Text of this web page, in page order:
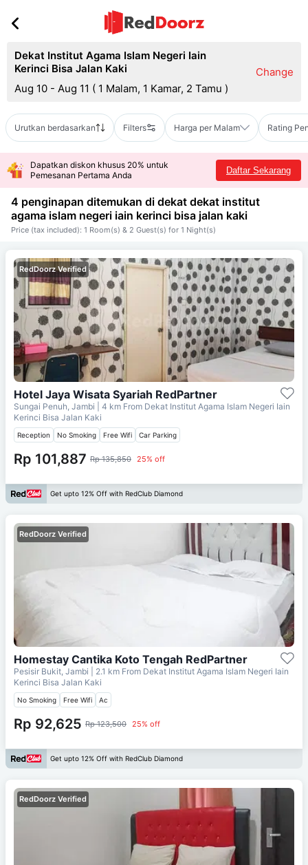
Dekat Institut Agama Islam Negeri Iain
Kerinci Bisa Jalan Kaki
Aug 10 - Aug 11 ( 1 Malam, 1 Kamar, 2 Tamu )
Change
Urutkan berdasarkan Filters Harga per Malam Rating
Dapatkan diskon khusus 20% untuk
Pemesanan Pertama Anda
Daftar Sekarang
4 penginapan ditemukan di dekat dekat institut
agama islam negeri iain kerinci bisa jalan kaki
Price (tax included): 1 Room(s) & 2 Guest(s) for 1 Night(s)
RedDoorz Verified
Hotel Jaya Wisata Syariah RedPartner
Sungai Penuh, Jambi | 4 km From Dekat Institut Agama Islam Negeri Iain
Kerinci Bisa Jalan Kaki
Reception No Smoking Free Wifi Car Parking
Rp 101,887 Rp 135,850 25% off
Get upto 12% Off with RedClub Diamond
RedDoorz Verified
Homestay Cantika Koto Tengah RedPartner
Pesisir Bukit, Jambi | 2.1 km From Dekat Institut Agama Islam Negeri Iain
Kerinci Bisa Jalan Kaki
No Smoking Free Wifi Ac
Rp 92,625 Rp 123,500 25% off
Get upto 12% Off with RedClub Diamond
RedDoorz Verified